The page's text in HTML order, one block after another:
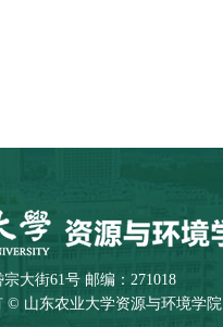
大街61号 邮编：271018
© 山东农业大学资源与环境学院